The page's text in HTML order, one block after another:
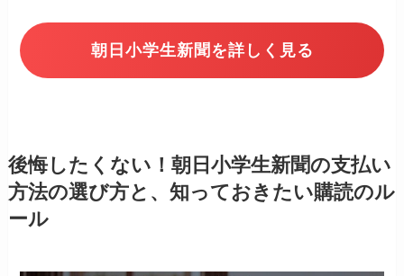
朝日小学生新聞を詳しく見る
後悔したくない！朝日小学生新聞の支払い
方法の選び方と、知っておきたい購読のル
ール